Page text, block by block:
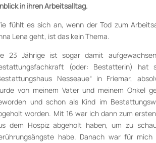
in ihren Arbeitsalltag.
fühlt es sich an, wenn der Tod zum
Lena geht, ist das kein Thema.
23 Jährige ist sogar damit
(oder: Bestatterin) hat
Nesseaue“ in Friemar,
von meinem Vater und meinem Onkel
und schon als Kind im
worden. Mit 16 war ich dann zum
dem Hospiz abgeholt haben, um zu
habe. Danach war für